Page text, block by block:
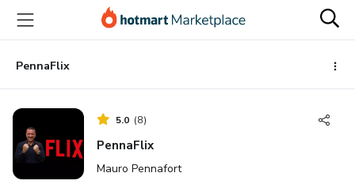
para
conteúdo
principal
para
pagamento
para
rodapé
PennaFlix
5.0 (8)
PennaFlix
Mauro Pennafort